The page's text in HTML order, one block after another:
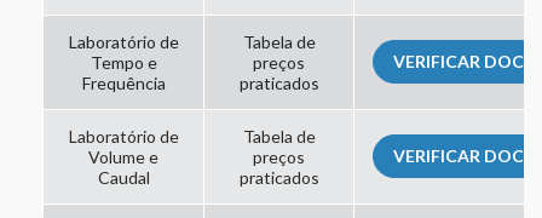
Laboratório de
Tempo e
Frequência
Tabela de
preços
praticados
VERIFICAR
Laboratório de
Volume e
Caudal
Tabela de
preços
praticados
VERIFICAR